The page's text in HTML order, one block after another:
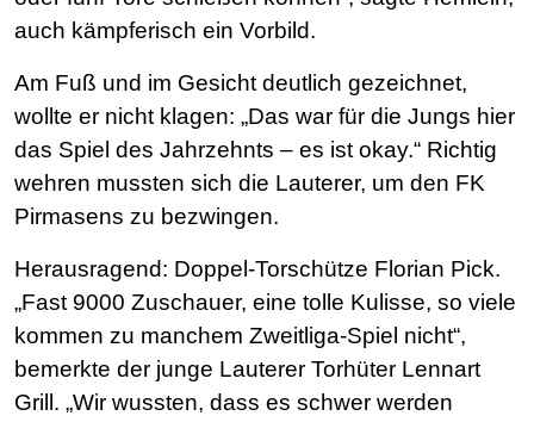
auch kämpferisch ein Vorbild.
Am Fuß und im Gesicht deutlich gezeichnet,
wollte er nicht klagen: „Das war für die Jungs hier
das Spiel des Jahrzehnts – es ist okay.“ Richtig
wehren mussten sich die Lauterer, um den FK
Pirmasens zu bezwingen.
Herausragend: Doppel-Torschütze Florian Pick.
„Fast 9000 Zuschauer, eine tolle Kulisse, so viele
kommen zu manchem Zweitliga-Spiel nicht“,
bemerkte der junge Lauterer Torhüter Lennart
Grill. „Wir wussten, dass es schwer werden